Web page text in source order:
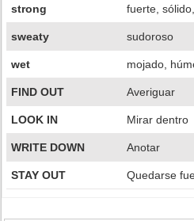
strong fuerte,
sweaty sudoroso
wet mojado,
FIND OUT Averiguar
LOOK IN Mirar dentro
WRITE DOWN Anotar
STAY OUT Quedarse